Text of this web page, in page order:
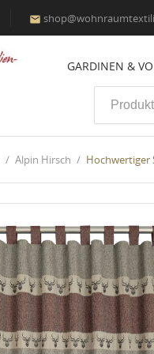

GARDINEN &
Alpin Hirsch Hochwertiger